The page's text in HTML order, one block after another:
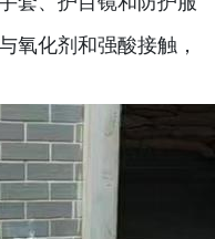
氧化剂和强酸接触，